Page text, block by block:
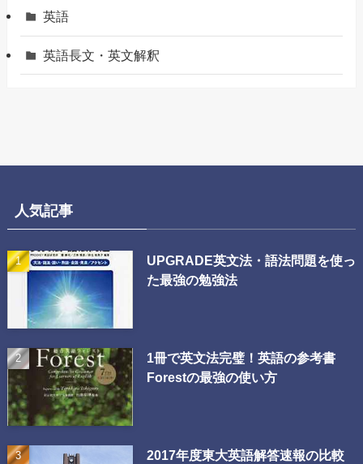
英語
英語長文・英文解釈
人気記事
UPGRADE英文法・語法問題を使っ
た最強の勉強法
1冊で英文法完璧！英語の参考書
Forestの最強の使い方
2017年度東大英語解答速報の比較